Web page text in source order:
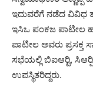
ಇದುವರೆಗೆ ನಡೆದ ವಿವಿಧ
ಇಸಿಒ ಪಂಕಜ ಪಾಟೀಲ
ಪಾಟೀಲ ಅವರು ಪ್ರಸಕ್ತ
ಸಭೆಯಲ್ಲಿ ಬಿಐಆರ್‍ಟಿ,
ಉಪಸ್ಥಿತರಿದ್ದರು.